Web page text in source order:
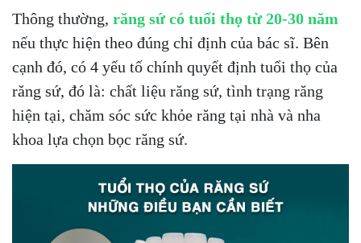
Thông thường, răng sứ có tuổi thọ từ 20-30 năm
nếu thực hiện theo đúng chỉ định của bác sĩ. Bên
cạnh đó, có 4 yếu tố chính quyết định tuổi thọ của
răng sứ, đó là: chất liệu răng sứ, tình trạng răng
hiện tại, chăm sóc sức khỏe răng tại nhà và nha
khoa lựa chọn bọc răng sứ.